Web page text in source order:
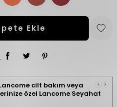
Ekle
cilt bakım veya
özel Lancome Seyahat